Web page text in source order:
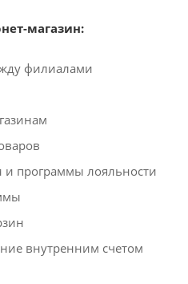
магазин:
филиалами
и программы лояльности
внутренним счетом